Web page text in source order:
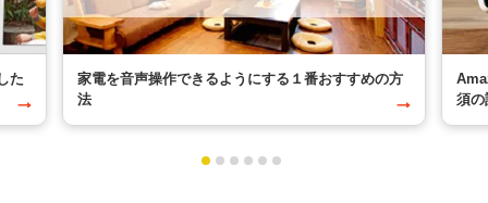
た
家電を音声操作できるようにする１番おすすめの方
法
須の